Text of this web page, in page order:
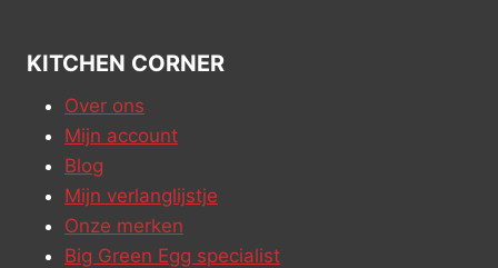
KITCHEN CORNER
Over ons
Mijn account
Blog
Mijn verlanglijstje
Onze merken
Big Green Egg specialist